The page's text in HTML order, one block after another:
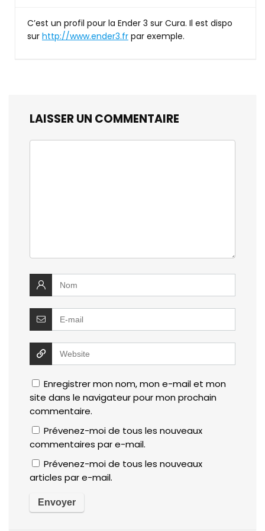
C’est un profil pour la Ender 3 sur Cura. Il est dispo
sur http://www.ender3.fr par exemple.
LAISSER UN COMMENTAIRE
Enregistrer mon nom, mon e-mail et mon
site dans le navigateur pour mon prochain
commentaire.
Prévenez-moi de tous les nouveaux
commentaires par e-mail.
Prévenez-moi de tous les nouveaux
articles par e-mail.